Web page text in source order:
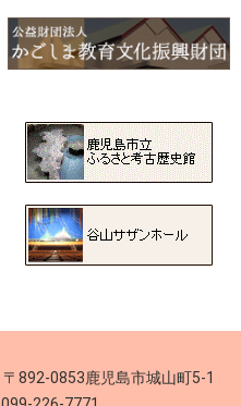
〒892-0853鹿児島市城山町5-1